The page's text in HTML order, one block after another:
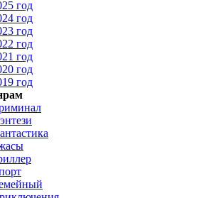
год
год
год
год
год
год
год